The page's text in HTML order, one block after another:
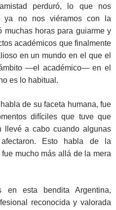
perduró, lo que nos
ya no nos viéramos con la
muchas horas para guiarme y
académicos que finalmente
en un mundo en el que el
—el académico— en el
es lo habitual.
de su faceta humana, fue
difíciles que tuve que
llevé a cabo cuando algunas
Esto habla de la
mucho más allá de la mera
en esta bendita Argentina,
reconocida y valorada